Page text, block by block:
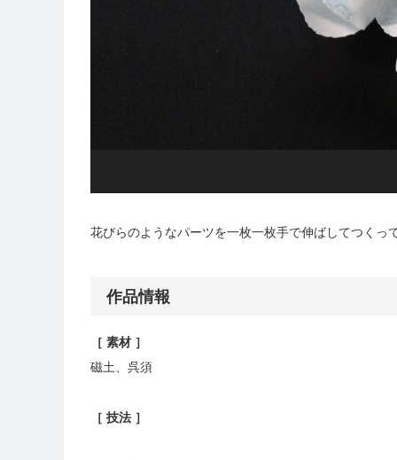
花びらのようなパーツを一枚一枚手で伸ばしてつくっ
作品情報
［ 素材 ］
磁土、呉須
［ 技法 ］